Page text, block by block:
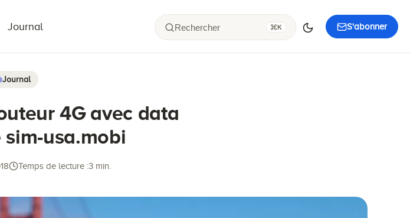
S'abonner
Rechercher K
Journal
Journal
4G avec data
usa.mobi
Temps de lecture :3 min.